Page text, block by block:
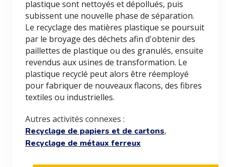
plastique sont nettoyés et dépollués, puis
subissent une nouvelle phase de séparation.
Le recyclage des matières plastique se poursuit
par le broyage des déchets afin d'obtenir des
paillettes de plastique ou des granulés, ensuite
revendus aux usines de transformation. Le
plastique recyclé peut alors être réemployé
pour fabriquer de nouveaux flacons, des fibres
textiles ou industrielles.
Autres activités connexes :
Recyclage de papiers et de cartons,
Recyclage de métaux ferreux